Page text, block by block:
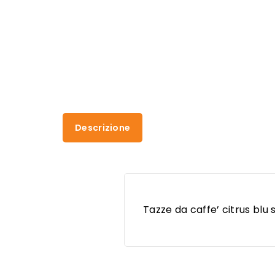
Descrizione
Tazze da caffe’ citrus blu